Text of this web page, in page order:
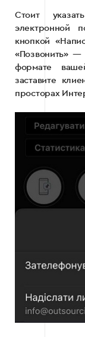
Стоит
электронной
кнопкой
«Позвонить» —
формате
заставите
просторах